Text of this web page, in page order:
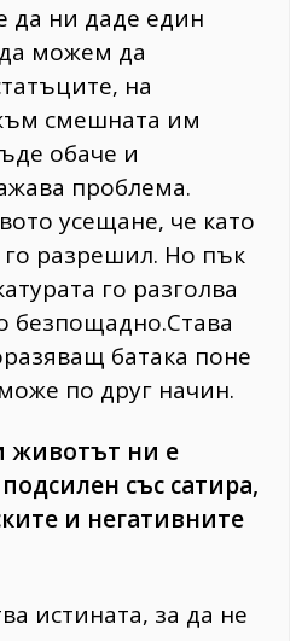
да ни даде един
можем да
на
смешната им
обаче и
проблема.
усещане, че като
го разрешил. Но пък
го разголва
безпощадно.Става
батака поне
по друг начин.
животът ни е
със сатира,
и негативните
истината, за да не